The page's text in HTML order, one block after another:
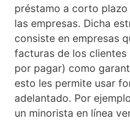
préstamo a corto
las empresas. Dicha
consiste en empresas
facturas de los clientes
por pagar) como
esto les permite usar
adelantado. Por
un minorista en línea